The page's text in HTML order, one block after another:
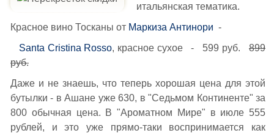
итальянская тематика.
Красное вино Тосканы от Маркиза Антинори -
Santa Cristina Rosso, красное сухое - 599 руб.899
руб.
Даже и не знаешь, что теперь хорошая цена для этой
бутылки - в Ашане уже 630, в "Седьмом Континенте" за
800 обычная цена. В "Ароматном Мире" в июле 555
рублей, и это уже прямо-таки воспринимается как